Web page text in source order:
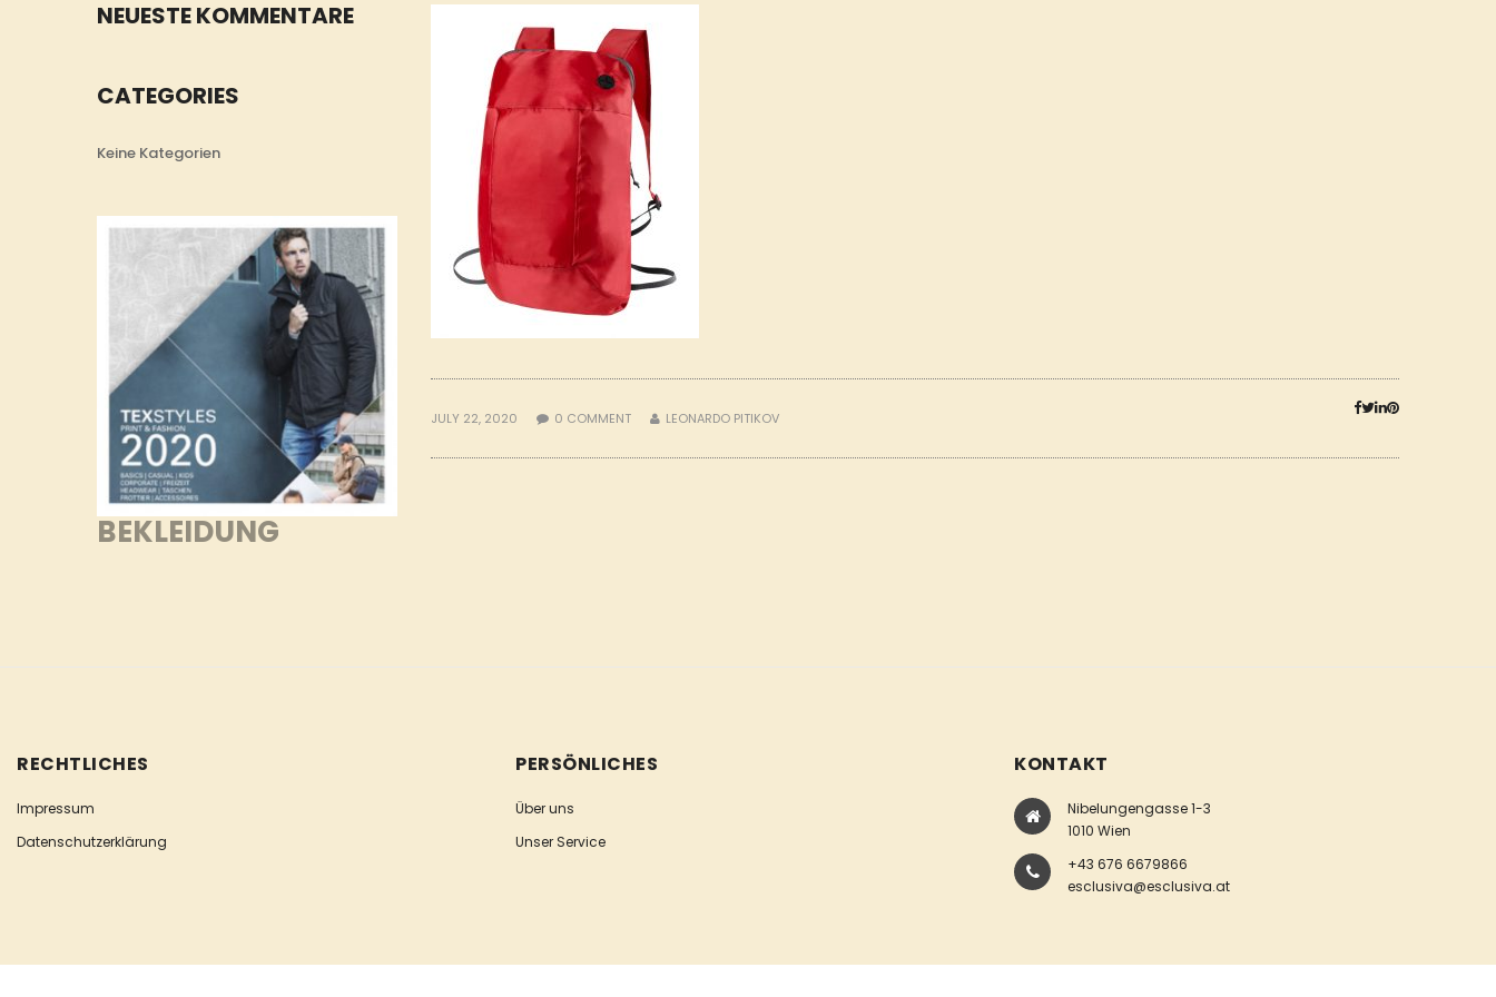
NEUESTE KOMMENTARE
CATEGORIES
Keine Kategorien
BEKLEIDUNG
JULY 22, 2020 0 COMMENT LEONARDO PITIKOV
RECHTLICHES
Impressum
Datenschutzerklärung
PERSÖNLICHES
Über uns
Unser Service
KONTAKT
Nibelungengasse 1-3
1010 Wien
+43 676 6679866
esclusiva@esclusiva.at